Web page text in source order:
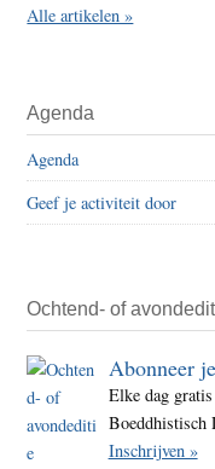
Alle artikelen »
Agenda
Agenda
Geef je activiteit door
Ochtend- of
Abonneer je
Elke dag
Boeddhistisch
Inschrijven »